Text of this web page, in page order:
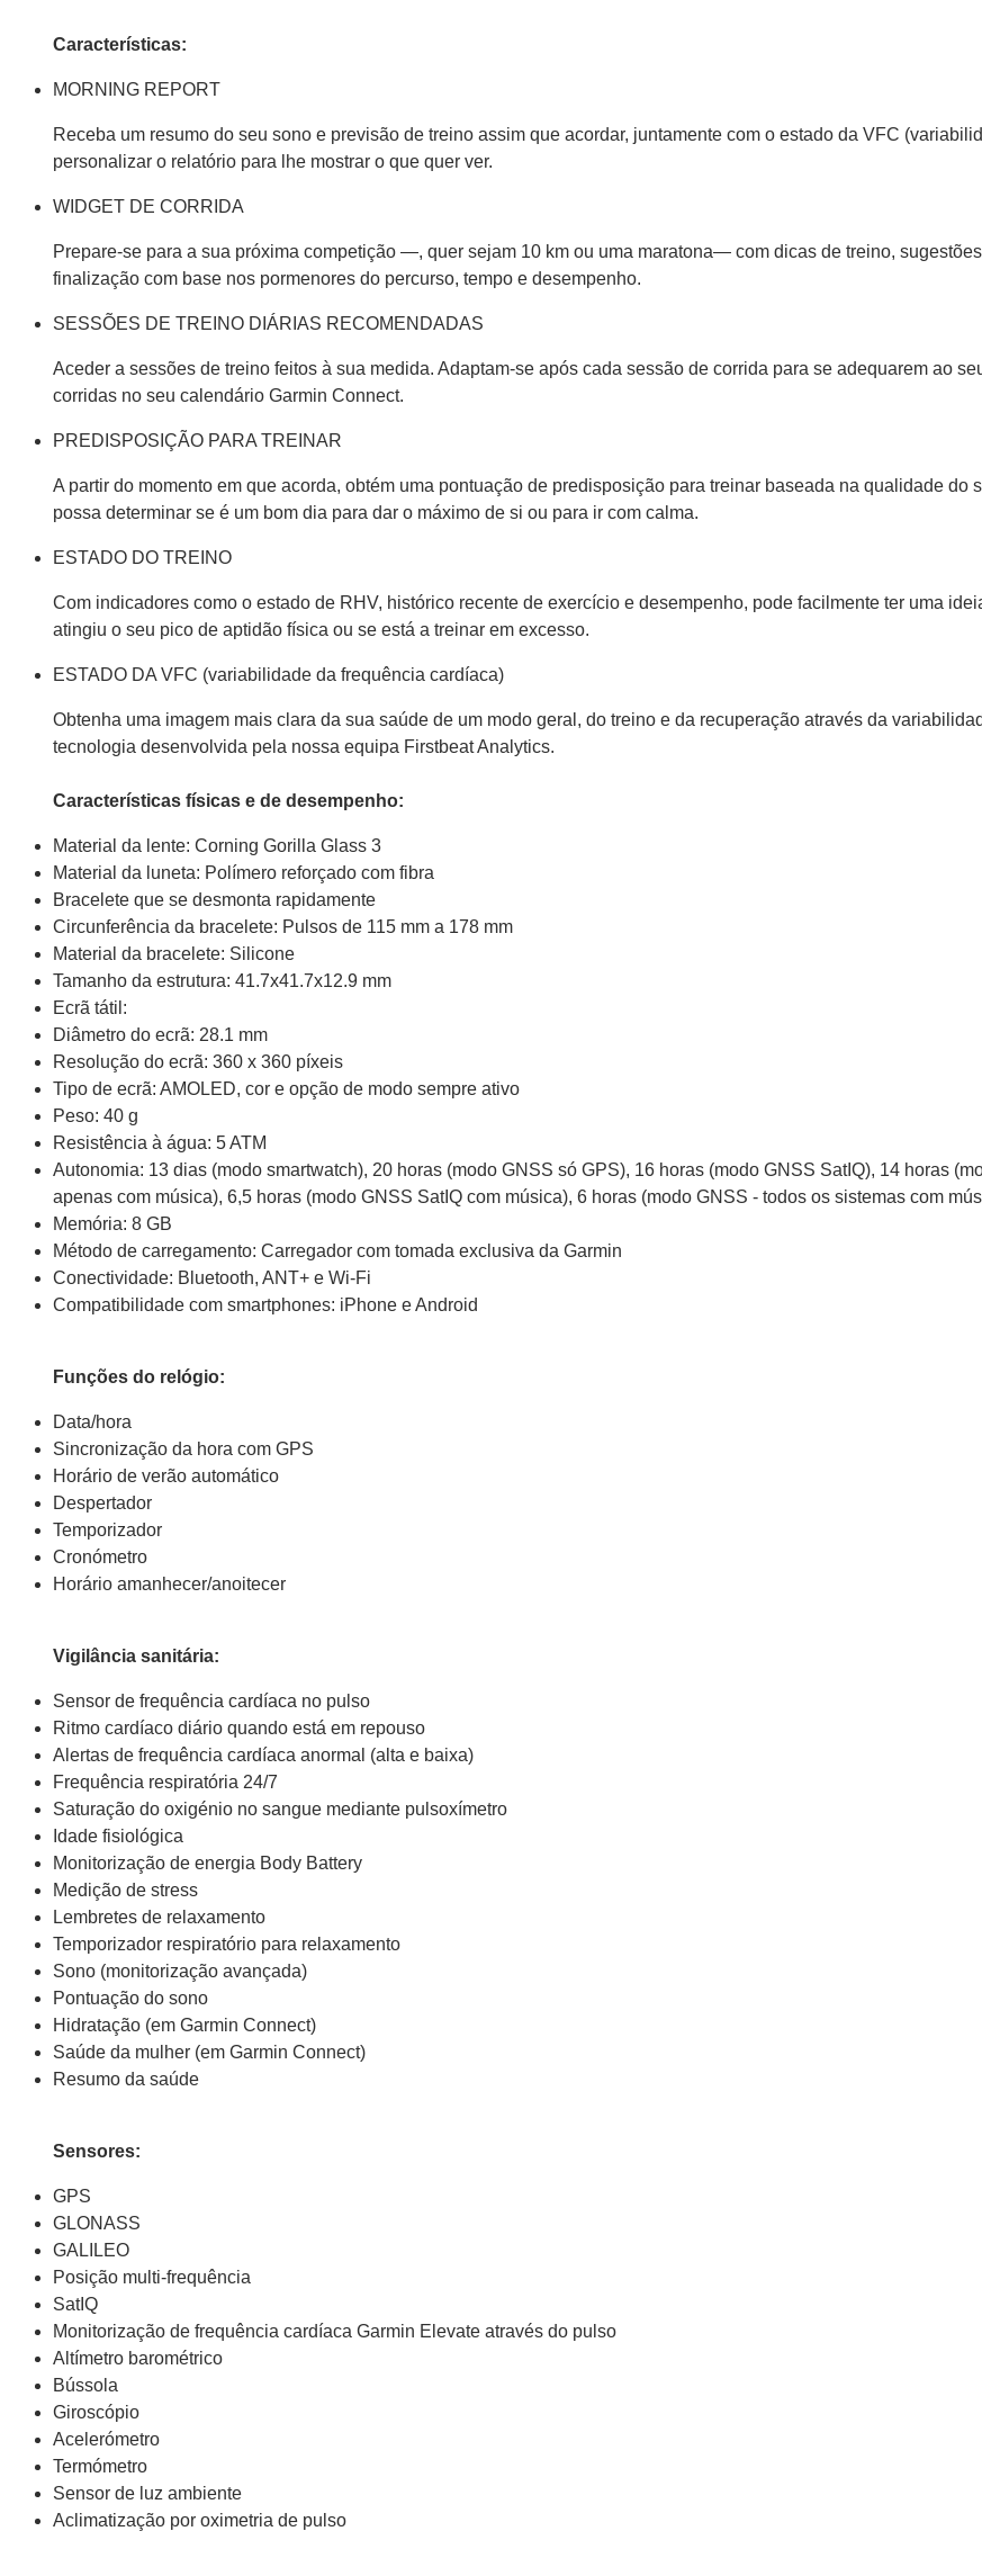
Características:
MORNING REPORT
Receba um resumo do seu sono e previsão de treino assim que acordar, juntamente com o estado da VFC
personalizar o relatório para lhe mostrar o que quer ver.
WIDGET DE CORRIDA
Prepare-se para a sua próxima competição —, quer sejam 10 km ou uma maratona— com dicas de treino,
finalização com base nos pormenores do percurso, tempo e desempenho.
SESSÕES DE TREINO DIÁRIAS RECOMENDADAS
Aceder a sessões de treino feitos à sua medida. Adaptam-se após cada sessão de corrida para se adequarem ao
corridas no seu calendário Garmin Connect.
PREDISPOSIÇÃO PARA TREINAR
A partir do momento em que acorda, obtém uma pontuação de predisposição para treinar baseada na qualidade do
possa determinar se é um bom dia para dar o máximo de si ou para ir com calma.
ESTADO DO TREINO
Com indicadores como o estado de RHV, histórico recente de exercício e desempenho, pode facilmente ter uma
atingiu o seu pico de aptidão física ou se está a treinar em excesso.
ESTADO DA VFC (variabilidade da frequência cardíaca)
Obtenha uma imagem mais clara da sua saúde de um modo geral, do treino e da recuperação através da
tecnologia desenvolvida pela nossa equipa Firstbeat Analytics.
Características físicas e de desempenho:
Material da lente: Corning Gorilla Glass 3
Material da luneta: Polímero reforçado com fibra
Bracelete que se desmonta rapidamente
Circunferência da bracelete: Pulsos de 115 mm a 178 mm
Material da bracelete: Silicone
Tamanho da estrutura: 41.7x41.7x12.9 mm
Ecrã tátil:
Diâmetro do ecrã: 28.1 mm
Resolução do ecrã: 360 x 360 píxeis
Tipo de ecrã: AMOLED, cor e opção de modo sempre ativo
Peso: 40 g
Resistência à água: 5 ATM
Autonomia: 13 dias (modo smartwatch), 20 horas (modo GNSS só GPS), 16 horas (modo GNSS SatIQ), 14 horas
apenas com música), 6,5 horas (modo GNSS SatIQ com música), 6 horas (modo GNSS - todos os sistemas com
Memória: 8 GB
Método de carregamento: Carregador com tomada exclusiva da Garmin
Conectividade: Bluetooth, ANT+ e Wi-Fi
Compatibilidade com smartphones: iPhone e Android
Funções do relógio:
Data/hora
Sincronização da hora com GPS
Horário de verão automático
Despertador
Temporizador
Cronómetro
Horário amanhecer/anoitecer
Vigilância sanitária:
Sensor de frequência cardíaca no pulso
Ritmo cardíaco diário quando está em repouso
Alertas de frequência cardíaca anormal (alta e baixa)
Frequência respiratória 24/7
Saturação do oxigénio no sangue mediante pulsoxímetro
Idade fisiológica
Monitorização de energia Body Battery
Medição de stress
Lembretes de relaxamento
Temporizador respiratório para relaxamento
Sono (monitorização avançada)
Pontuação do sono
Hidratação (em Garmin Connect)
Saúde da mulher (em Garmin Connect)
Resumo da saúde
Sensores:
GPS
GLONASS
GALILEO
Posição multi-frequência
SatIQ
Monitorização de frequência cardíaca Garmin Elevate através do pulso
Altímetro barométrico
Bússola
Giroscópio
Acelerómetro
Termómetro
Sensor de luz ambiente
Aclimatização por oximetria de pulso